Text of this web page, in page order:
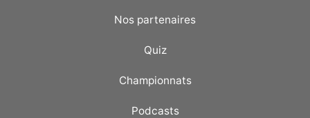
Nos partenaires
Quiz
Championnats
Podcasts